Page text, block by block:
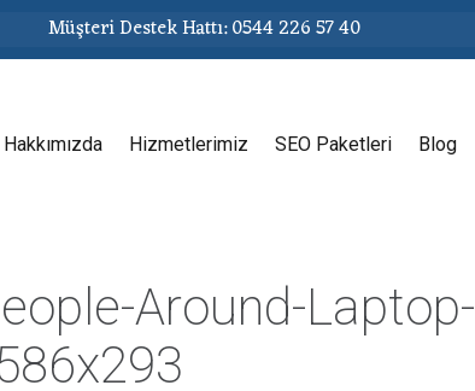
Müşteri Destek Hattı: 0544 226 57 40
Hakkımızda Hizmetlerimiz SEO Paketleri Blog
Around-Laptop-